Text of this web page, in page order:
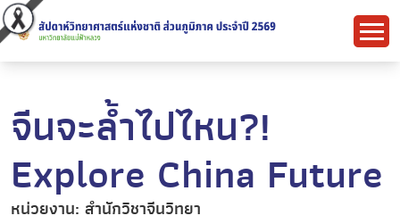
จีนจะล้ำไปไหน?!
Explore China Future
หน่วยงาน: สำนักวิชาจีนวิทยา